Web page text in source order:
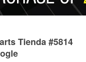
Tienda #5814